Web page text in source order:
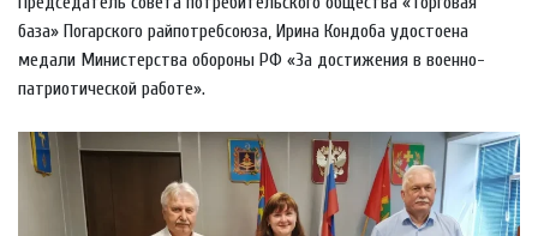
база» Погарского райпотребсоюза, Ирина Кондоба удостоена
медали Министерства обороны РФ «За достижения в военно-
патриотической работе».